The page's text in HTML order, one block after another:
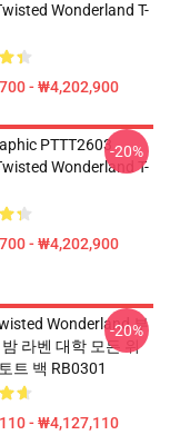
Wonderland T-
- ₩4,202,900
PTTT2603
Wonderland T-
- ₩4,202,900
-20%
Wonderland 부
라벤 대학 모든 위
트 백 RB0301
- ₩4,127,110
-20%